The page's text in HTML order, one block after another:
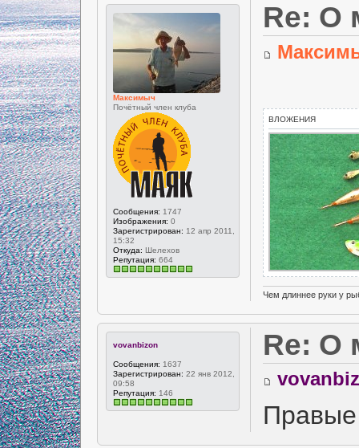
Максимыч
Почётный член клуба
Сообщения: 1747
Изображения: 0
Зарегистрирован: 12 апр 2011,
15:32
Откуда: Шелехов
Репутация: 664
Re: О
ВЛОЖЕНИЯ
Чем длиннее руки у
vovanbizon
Сообщения: 1637
Зарегистрирован: 22 янв 2012,
09:58
Репутация: 146
Re: О
Правые